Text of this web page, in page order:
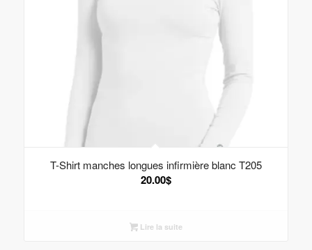
T-Shirt manches longues infirmière blanc T205
20.00$
Lire la suite